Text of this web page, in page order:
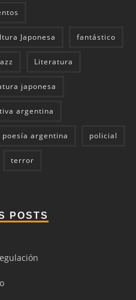
Japonesa fantástico
Literatura
japonesa
argentina
poesía argentina policial
terror
POSTS